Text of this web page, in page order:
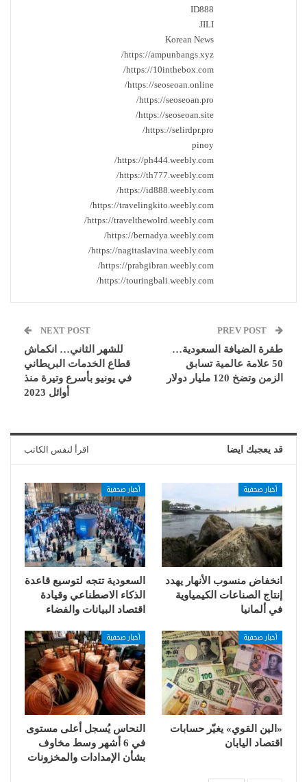
ID888
JILI
Korean News
https://ampunbangs.xyz/
https://10inthebox.com/
https://seoseoan.online/
https://seoseoan.pro/
https://seoseoan.site/
https://selirdpr.pro/
pinoy
https://ph444.weebly.com/
https://th777.weebly.com/
https://id888.weebly.com/
https://travelingkito.weebly.com/
https://travelthewolrd.weebly.com/
https://bernadya.weebly.com/
https://nagitaslavina.weebly.com/
https://prabgibran.weebly.com/
https://touringbali.weebly.com/
طفرة الضيافة السعودية…
50 علامة عالمية تسابق
الزمن وتضخ 120 مليار دولار
NEXT POST
للشهر الثاني… انكماش
قطاع الخدمات البريطاني
في يونيو بأسرع وتيرة منذ
أوائل 2023
قد يعجبك ايضا اقرأ لنفس الكاتب
أخبار صحفية
انخفاض منسوب الأنهار يهدد
إنتاج الصناعات الكيمياوية
في ألمانيا
أخبار صحفية
السعودية تتجه لتوسيع قاعدة
الذكاء الاصطناعي وقيادة
اقتصاد البيانات والفضاء
أخبار صحفية
«الين القوي» يغيّر حسابات
اقتصاد اليابان
أخبار صحفية
النحاس يُسجل أعلى مستوى
في 6 أشهر وسط مخاوف
بشأن الإمدادات والمخزونات